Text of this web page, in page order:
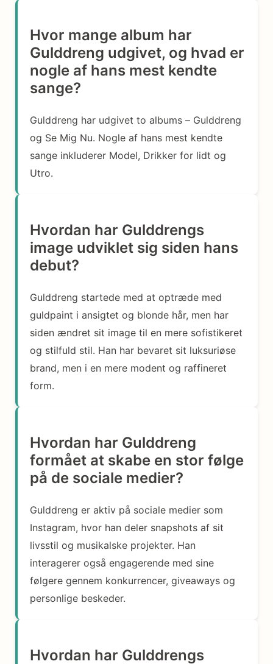
Hvor mange album har
Gulddreng udgivet, og hvad er
nogle af hans mest kendte
sange?
Gulddreng har udgivet to albums – Gulddreng
og Se Mig Nu. Nogle af hans mest kendte
sange inkluderer Model, Drikker for lidt og
Utro.
Hvordan har Gulddrengs
image udviklet sig siden hans
debut?
Gulddreng startede med at optræde med
guldpaint i ansigtet og blonde hår, men har
siden ændret sit image til en mere sofistikeret
og stilfuld stil. Han har bevaret sit luksuriøse
brand, men i en mere modent og raffineret
form.
Hvordan har Gulddreng
formået at skabe en stor følge
på de sociale medier?
Gulddreng er aktiv på sociale medier som
Instagram, hvor han deler snapshots af sit
livsstil og musikalske projekter. Han
interagerer også engagerende med sine
følgere gennem konkurrencer, giveaways og
personlige beskeder.
Hvordan har Gulddrengs